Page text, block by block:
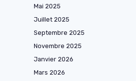
Mai 2025
Juillet 2025
Septembre 2025
Novembre 2025
Janvier 2026
Mars 2026